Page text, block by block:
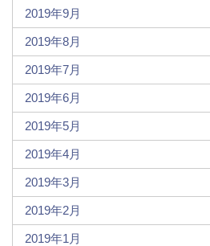
2019年9月
2019年8月
2019年7月
2019年6月
2019年5月
2019年4月
2019年3月
2019年2月
2019年1月